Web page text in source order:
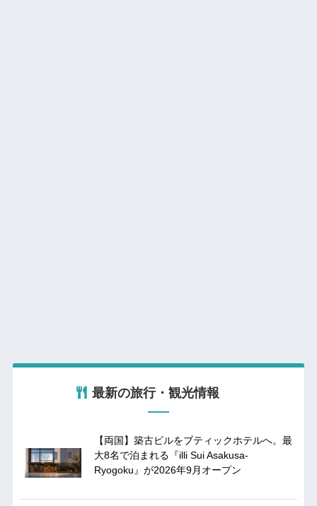
最新の旅行・観光情報
【両国】築古ビルをブティックホテルへ。最
大8名で泊まれる『illi Sui Asakusa-
Ryogoku』が2026年9月オープン